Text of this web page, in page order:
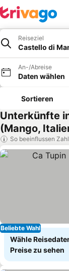
Reiseziel
Castello di
An-/Abreise
Daten wählen
Sortieren
Unterkünfte
(Mango,
So beeinflussen
Beliebte Wahl
Wähle
Preise zu sehen